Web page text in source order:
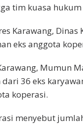
tim kuasa
Karawang,
eks anggota
Mumun
36 eks
koperasi.
menyebut